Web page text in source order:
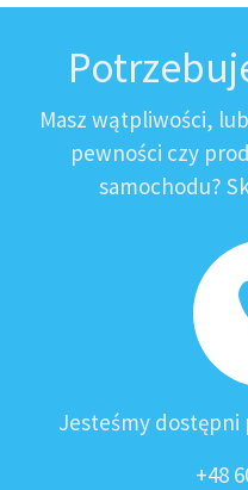
Masz wątpliwości,
pewności czy
samochodu?
Jesteśmy
+48